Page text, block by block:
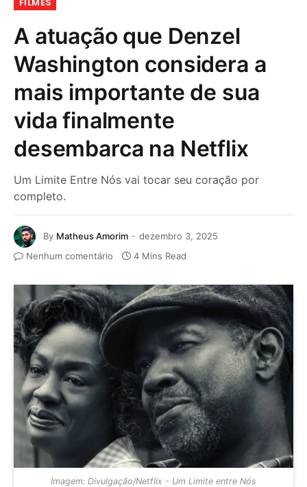
A atuação que Denzel
Washington considera a
mais importante de sua
vida finalmente
desembarca na Netflix
Um Limite Entre Nós vai tocar seu coração por
completo.
By Matheus Amorim
dezembro 3, 2025
Nenhum comentário
4 Mins Read
Imagem: Divulgação/Netflix - Um Limite entre Nós